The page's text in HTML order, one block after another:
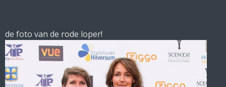
de foto van de rode loper!